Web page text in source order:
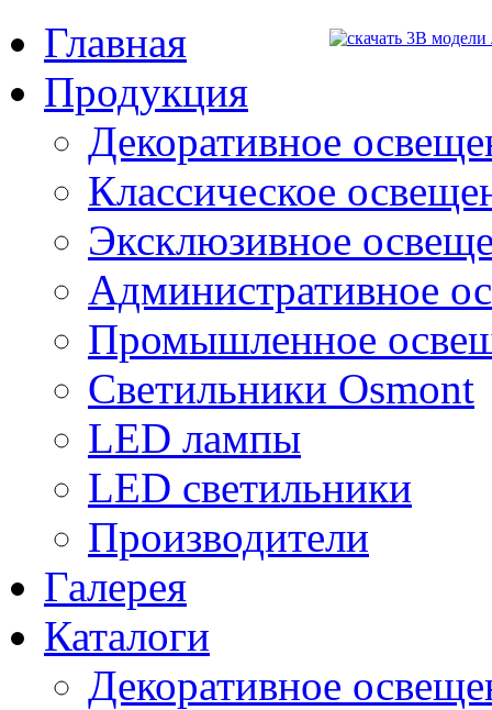
Главная
Продукция
Декоративное
Классическое
Эксклюзивное
Административное
Промышленное
Светильники Osmont
LED лампы
LED светильники
Производители
Галерея
Каталоги
Декоративное